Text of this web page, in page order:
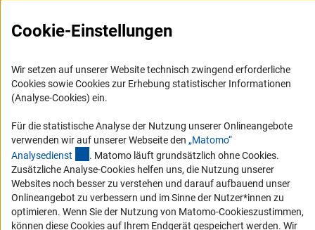
FAQ
Logo und Corporate Design
RSS-Feeds
Vergabeverfahren
Barrierefreiheit
Service und Informationen für Menschen mit Behinderungen
Erklärung zur Barrierefreiheit
Cookie-Einstellungen
Wir setzen auf unserer Website technisch zwingend erforderliche
Cookies sowie Cookies zur Erhebung statistischer Informationen
(Analyse-Cookies) ein.
Für die statistische Analyse der Nutzung unserer Onlineangebote
verwenden wir auf unserer Webseite den „Matomo“
Analysedienst (externer Link)
. Matomo läuft grundsätzlich ohne Cookies.
Zusätzliche Analyse-Cookies helfen uns, die Nutzung unserer
Websites noch besser zu verstehen und darauf aufbauend unser
Onlineangebot zu verbessern und im Sinne der Nutzer*innen zu
optimieren. Wenn Sie der Nutzung von Matomo-Cookieszustimmen,
können diese Cookies auf Ihrem Endgerät gespeichert werden. Wir